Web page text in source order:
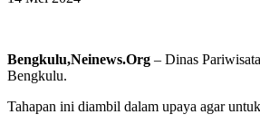
Bengkulu,Neinews.Org – Dinas
Bengkulu.
Tahapan ini diambil dalam upaya agar